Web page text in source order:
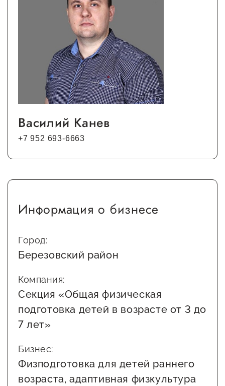
Василий Канев
+7 952 693-6663
Информация о бизнесе
Город:
Березовский район
Компания:
Секция «Общая физическая
подготовка детей в возрасте от 3 до
7 лет»
Бизнес:
Физподготовка для детей раннего
возраста, адаптивная физкультура